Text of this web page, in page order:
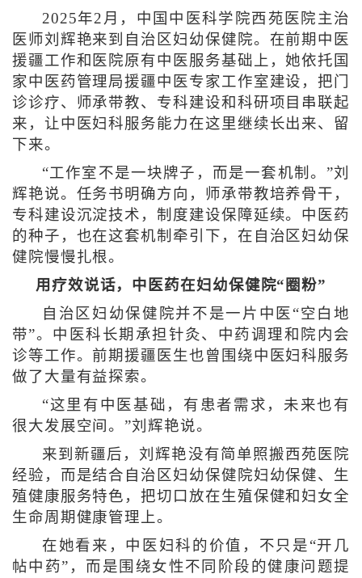
2025年2月，中国中医科学院西苑医院主治
医师刘辉艳来到自治区妇幼保健院。在前期中医
援疆工作和医院原有中医服务基础上，她依托国
家中医药管理局援疆中医专家工作室建设，把门
诊诊疗、师承带教、专科建设和科研项目串联起
来，让中医妇科服务能力在这里继续长出来、留
下来。
“工作室不是一块牌子，而是一套机制。”刘
辉艳说。任务书明确方向，师承带教培养骨干，
专科建设沉淀技术，制度建设保障延续。中医药
的种子，也在这套机制牵引下，在自治区妇幼保
健院慢慢扎根。
用疗效说话，中医药在妇幼保健院“圈粉”
自治区妇幼保健院并不是一片中医“空白地
带”。中医科长期承担针灸、中药调理和院内会
诊等工作。前期援疆医生也曾围绕中医妇科服务
做了大量有益探索。
“这里有中医基础，有患者需求，未来也有
很大发展空间。”刘辉艳说。
来到新疆后，刘辉艳没有简单照搬西苑医院
经验，而是结合自治区妇幼保健院妇幼保健、生
殖健康服务特色，把切口放在生殖保健和妇女全
生命周期健康管理上。
在她看来，中医妇科的价值，不只是“开几
帖中药”，而是围绕女性不同阶段的健康问题提